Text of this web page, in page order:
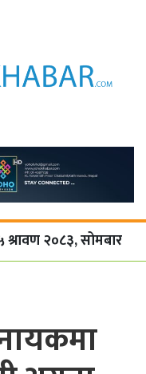
श्रावण २०८३, सोमबार